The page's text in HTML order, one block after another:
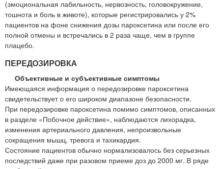
(эмоциональная лабильность, нервозность, головокружение,
тошнота и боль в животе), которые регистрировались у 2%
пациентов на фоне снижения дозы пароксетина или после его
полной отмены и встречались в 2 раза чаще, чем в группе
плацебо.
ПЕРЕДОЗИРОВКА
Объективные и субъективные симптомы
Имеющаяся информация о передозировке пароксетина
свидетельствует о его широком диапазоне безопасности.
При передозировке пароксетина помимо симптомов, описанных
в разделе «Побочное действие», наблюдаются лихорадка,
изменения артериального давления, непроизвольные
сокращения мышц, тревога и тахикардия.
Состояние пациентов обычно нормализовалось без серьезных
последствий даже при разовом приеме доз до 2000 мг. В ряде